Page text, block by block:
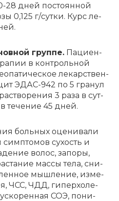
28 дней по­сто­ян­ной
0,125 г/сут­ки. Курс ле­
груп­пе. Па­ци­ен­
в кон­троль­ной
ле­кар­ствен­
ЭДАС-942 по 5 гра­нул
3 ра­за в сут­
те­че­ние 45 дней.
боль­ных оце­ни­ва­ли
су­хость и
во­лос, за­по­ры,
мас­сы те­ла, сни­
мыш­ле­ние, из­ме­
ЧСС, ЧДД, ги­перхо­ле­
СОЭ, по­ни­